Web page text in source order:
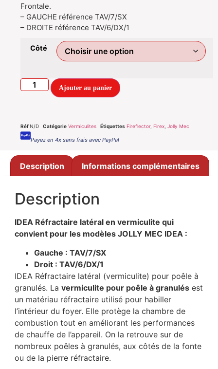
Frontale.
– GAUCHE référence TAV/7/SX
– DROITE référence TAV/6/DX/1
Côté
Ajouter au panier
RéfN/D Catégorie Vermiculites Étiquettes Fireflector, Firex Jolly Mec
Payez en 4x sans frais avec PayPal
Description Informations complémentaires
Description
IDEA Réfractaire latéral en vermiculite qui
convient pour les modèles JOLLY MEC IDEA :
Gauche : TAV/7/SX
Droit : TAV/6/DX/1
IDEA Réfractaire latéral (vermiculite) pour poêle à
granulés. La vermiculite pour poêle à granulés est
un matériau réfractaire utilisé pour habiller
l’intérieur du foyer. Elle protège la chambre de
combustion tout en améliorant les performances
de chauffe de l’appareil. On la retrouve sur de
nombreux poêles à granulés, aux côtés de la fonte
ou de la pierre réfractaire.